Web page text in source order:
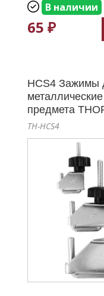
В наличии
65 ₽
HCS4 Зажимы
предмета
TH-HCS4